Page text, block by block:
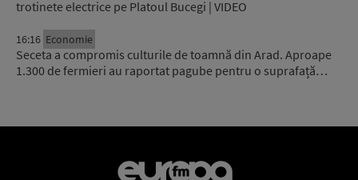
trotinete electrice pe Platoul Bucegi | VIDEO
16:16 Economie
Seceta a compromis culturile de toamnă din Arad. Aproape
1.300 de fermieri au raportat pagube pentru o suprafață…